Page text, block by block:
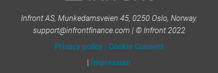
Infront AS, Munkedamsveien 45, 0250 Oslo, Norway.
support@infrontfinance.com | © Infront 2022
Privacy policy | Cookie Consent
| Impressum